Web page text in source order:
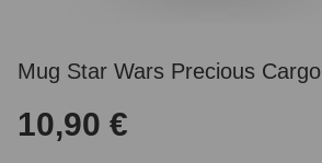
Mug Star Wars Precious Cargo
10,90 €